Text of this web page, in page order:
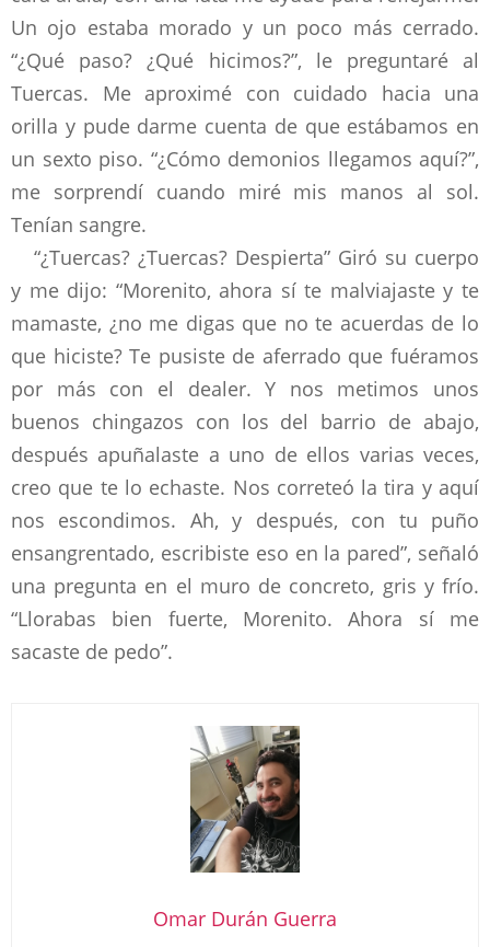
Un ojo estaba morado y un poco más cerrado.
“¿Qué paso? ¿Qué hicimos?”, le preguntaré al
Tuercas. Me aproximé con cuidado hacia una
orilla y pude darme cuenta de que estábamos en
un sexto piso. “¿Cómo demonios llegamos aquí?”,
me sorprendí cuando miré mis manos al sol.
Tenían sangre.
“¿Tuercas? ¿Tuercas? Despierta” Giró su cuerpo
y me dijo: “Morenito, ahora sí te malviajaste y te
mamaste, ¿no me digas que no te acuerdas de lo
que hiciste? Te pusiste de aferrado que fuéramos
por más con el dealer. Y nos metimos unos
buenos chingazos con los del barrio de abajo,
después apuñalaste a uno de ellos varias veces,
creo que te lo echaste. Nos correteó la tira y aquí
nos escondimos. Ah, y después, con tu puño
ensangrentado, escribiste eso en la pared”, señaló
una pregunta en el muro de concreto, gris y frío.
“Llorabas bien fuerte, Morenito. Ahora sí me
sacaste de pedo”.
Omar Durán Guerra